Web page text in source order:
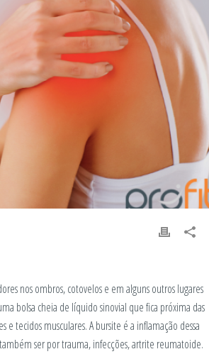
nos ombros, cotovelos e em alguns outros lugares
bolsa cheia de líquido sinovial que fica próxima das
tecidos musculares. A bursite é a inflamação dessa
ser por trauma, infecções, artrite reumatoide.